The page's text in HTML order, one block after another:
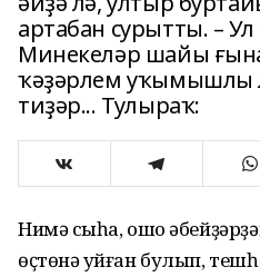
артабан сурытты. – Ул
Минекелəр шайы
ҡəҙəрлем уҡымышлы
тиҙəр... Тулыраҡ:
Нимə сыҡһа, ошо
ɵҫтɵнə ҡуйған булып,